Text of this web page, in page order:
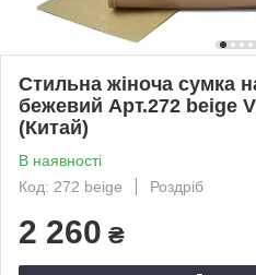
Стильна жіноча сумка
бежевий Арт.272 beige
(Китай)
В наявності
Код: 272 beige
Роздріб
2 260 ₴